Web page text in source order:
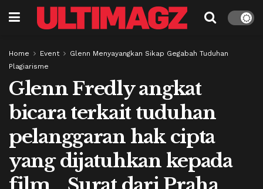
Home Event
Glenn Menyayangkan Sikap Gegabah Tuduhan
Plagiarisme
Glenn Fredly angkat
bicara terkait tuduhan
pelanggaran hak cipta
yang dijatuhkan kepada